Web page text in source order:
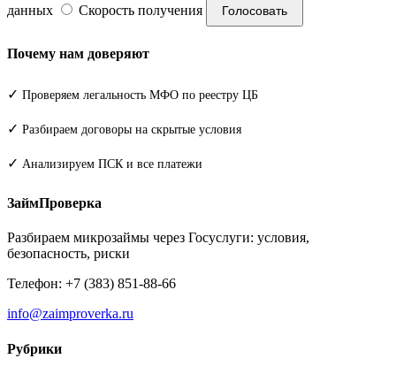
данных Скорость получения Голосовать
Почему нам доверяют
✓ Проверяем легальность МФО по реестру ЦБ
✓ Разбираем договоры на скрытые условия
✓ Анализируем ПСК и все платежи
ЗаймПроверка
Разбираем микрозаймы через Госуслуги: условия,
безопасность, риски
Телефон: +7 (383) 851-88-66
info@zaimproverka.ru
Рубрики